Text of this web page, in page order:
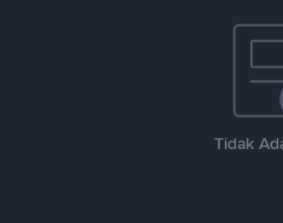
Tidak